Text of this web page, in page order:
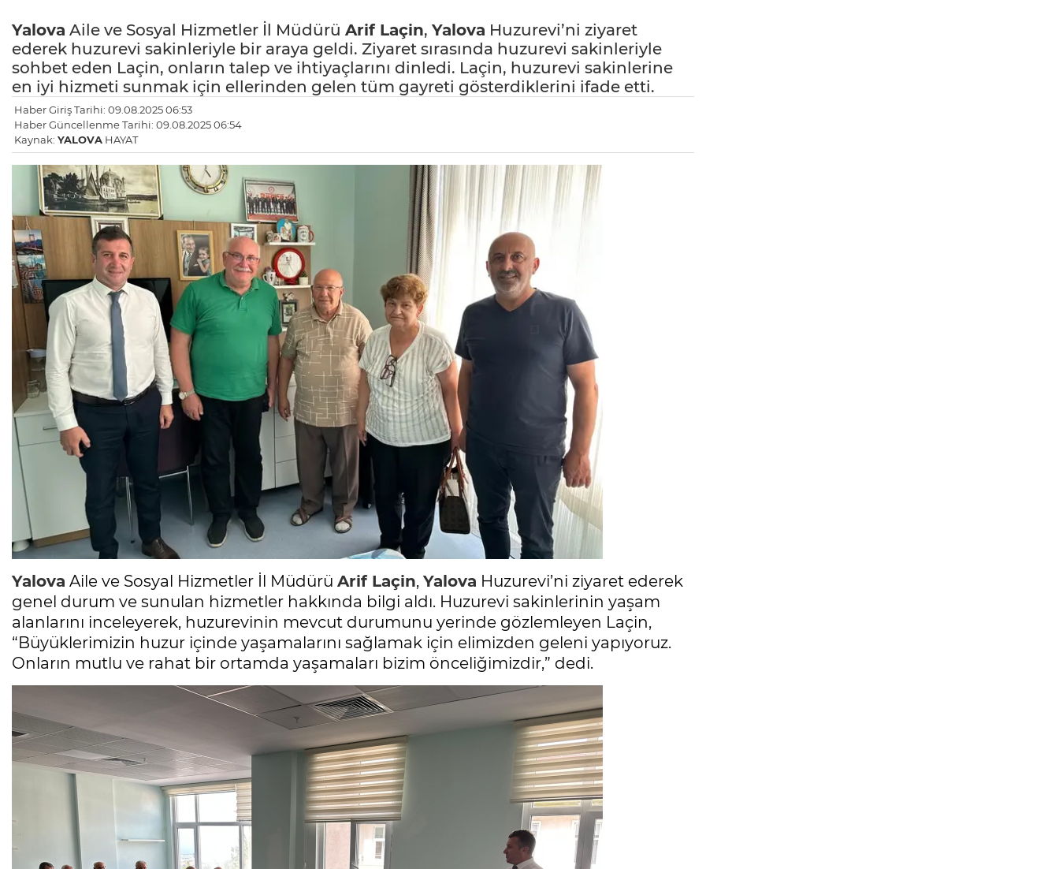
Yalova Aile ve Sosyal Hizmetler İl Müdürü Arif Laçin, Yalova Huzurevi’ni ziyaret
ederek huzurevi sakinleriyle bir araya geldi. Ziyaret sırasında huzurevi sakinleriyle
sohbet eden Laçin, onların talep ve ihtiyaçlarını dinledi. Laçin, huzurevi sakinlerine
en iyi hizmeti sunmak için ellerinden gelen tüm gayreti gösterdiklerini ifade etti.
Haber Giriş Tarihi: 09.08.2025 06:53
Haber Güncellenme Tarihi: 09.08.2025 06:54
Kaynak: YALOVA HAYAT
Yalova Aile ve Sosyal Hizmetler İl Müdürü Arif Laçin, Yalova Huzurevi’ni ziyaret ederek
genel durum ve sunulan hizmetler hakkında bilgi aldı. Huzurevi sakinlerinin yaşam
alanlarını inceleyerek, huzurevinin mevcut durumunu yerinde gözlemleyen Laçin,
“Büyüklerimizin huzur içinde yaşamalarını sağlamak için elimizden geleni yapıyoruz.
Onların mutlu ve rahat bir ortamda yaşamaları bizim önceliğimizdir,” dedi.